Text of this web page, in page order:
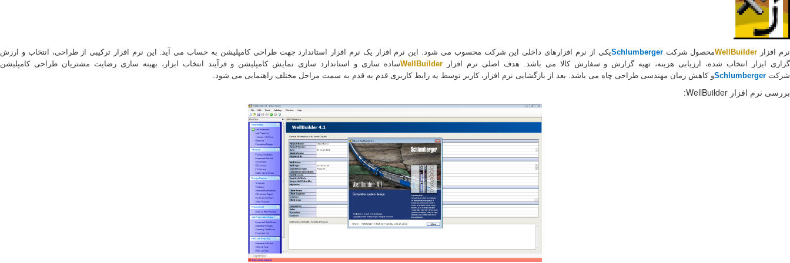
نرم افزار WellBuilderمحصول شرکتSchlumbergerیکی از نرم افزارهای داخلی این شرکت محسوب می شود. این نرم افزار یک نرم افزار استاندارد جهت طراحی کامپلیشن به حساب می آید. این نرم افزار ترکیبی از طراحی، انتخاب و ارزش
گزاری ابزار انتخاب شده، ارزیابی هزینه، تهیه گزارش و سفارش کالا می باشد. هدف اصلی نرم افزار WellBuilderساده سازی و استاندارد سازی نمایش کامپلیشن و فرآیند انتخاب ابزار، بهینه سازی رضایت مشتریان طراحی کامپلیشن
شرکت Schlumbergerو کاهش زمان مهندسی طراحی چاه می باشد. بعد از بازگشایی نرم افزار، کاربر توسط یه رابط کاربری قدم به قدم به سمت مراحل مختلف راهنمایی می شود.
بررسی نرم افزار WellBuilder: